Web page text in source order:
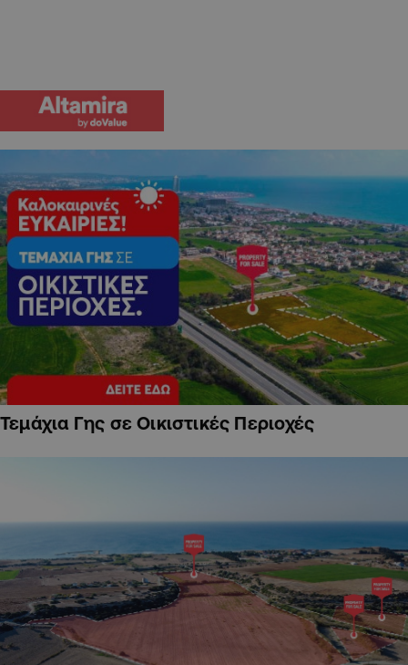
Τεμάχια Γης σε Οικιστικές Περιοχές